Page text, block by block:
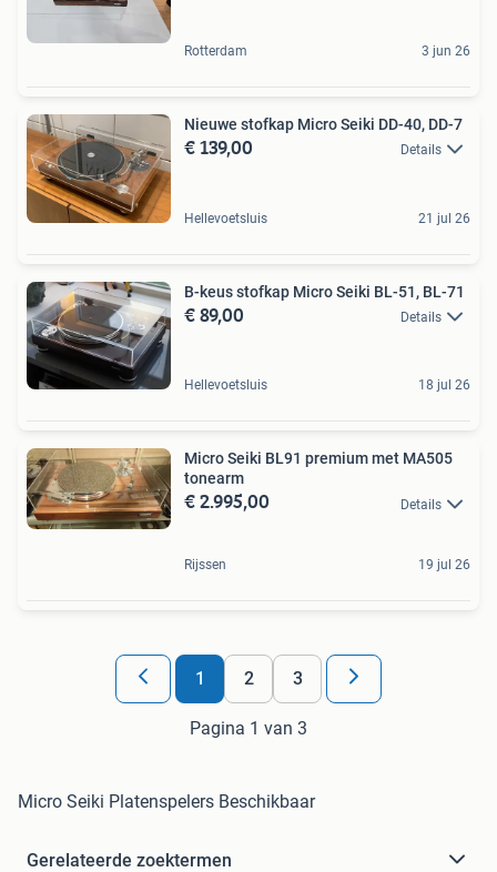
Rotterdam 3 jun 26
Nieuwe stofkap Micro Seiki DD-40, DD-7
€ 139,00 Details
Hellevoetsluis 21 jul 26
B-keus stofkap Micro Seiki BL-51, BL-71
€ 89,00 Details
Hellevoetsluis 18 jul 26
Micro Seiki BL91 premium met MA505
tonearm
€ 2.995,00 Details
Rijssen 19 jul 26
1 2 3
Pagina 1 van 3
Micro Seiki Platenspelers Beschikbaar
Gerelateerde zoektermen